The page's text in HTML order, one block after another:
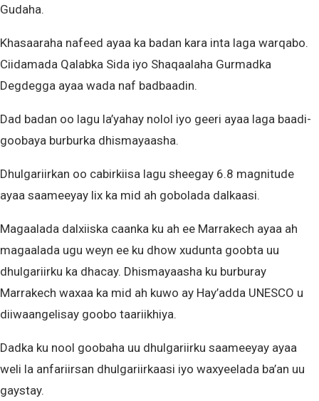
Gudaha.
Khasaaraha nafeed ayaa ka badan kara inta laga warqabo.
Ciidamada Qalabka Sida iyo Shaqaalaha Gurmadka
Degdegga ayaa wada naf badbaadin.
Dad badan oo lagu la’yahay nolol iyo geeri ayaa laga baadi-
goobaya burburka dhismayaasha.
Dhulgariirkan oo cabirkiisa lagu sheegay 6.8 magnitude
ayaa saameeyay lix ka mid ah gobolada dalkaasi.
Magaalada dalxiiska caanka ku ah ee Marrakech ayaa ah
magaalada ugu weyn ee ku dhow xudunta goobta uu
dhulgariirku ka dhacay. Dhismayaasha ku burburay
Marrakech waxaa ka mid ah kuwo ay Hay’adda UNESCO u
diiwaangelisay goobo taariikhiya.
Dadka ku nool goobaha uu dhulgariirku saameeyay ayaa
weli la anfariirsan dhulgariirkaasi iyo waxyeelada ba’an uu
gaystay.